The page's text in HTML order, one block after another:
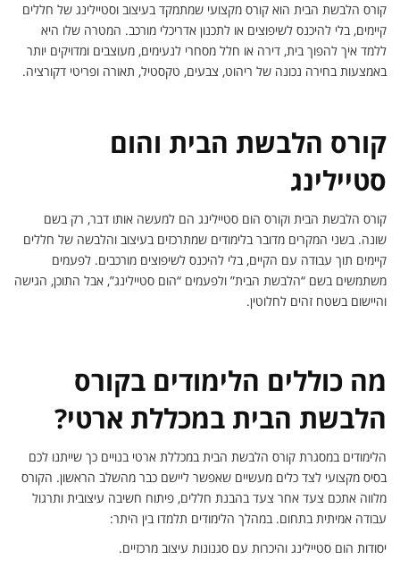
קורס הלבשת הבית הוא קורס מקצועי שמתמקד בעיצוב וסטיילינג של חללים
קיימים, בלי להיכנס לשיפוצים או לתכנון אדריכלי מורכב. המטרה שלו היא
ללמד איך להפוך בית, דירה או חלל מסחרי לנעימים, מעוצבים ומדויקים יותר
באמצעות בחירה נכונה של ריהוט, צבעים, טקסטיל, תאורה ופריטי דקורציה.
קורס הלבשת הבית והום
סטיילינג
קורס הלבשת הבית וקורס הום סטיילינג הם למעשה אותו דבר, רק בשם
שונה. בשני המקרים מדובר בלימודים שמתרכזים בעיצוב והלבשה של חללים
קיימים תוך עבודה עם הקיים, בלי להיכנס לשיפוצים מורכבים. לפעמים
משתמשים בשם “הלבשת הבית” ולפעמים “הום סטיילינג”, אבל התוכן, הגישה
והיישום בשטח זהים לחלוטין.
מה כוללים הלימודים בקורס
הלבשת הבית במכללת ארטי?
הלימודים במסגרת קורס הלבשת הבית במכללת ארטי בנויים כך שייתנו לכם
בסיס מקצועי לצד כלים מעשיים שאפשר ליישם כבר מהשלב הראשון. הקורס
מלווה אתכם צעד אחר צעד בהבנת חללים, פיתוח חשיבה עיצובית ותרגול
עבודה אמיתית בתחום. במהלך הלימודים תלמדו בין היתר:
יסודות הום סטיילינג והיכרות עם סגנונות עיצוב מרכזיים.